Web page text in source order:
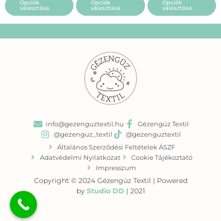
Opciók
választása
van.
A
változatok
Opciók
választása
van.
A
változatok
választhatók
Opciók
választása
van.
A
változatok
info@gezenguztextil.hu
Gézengúz Textil
@gezenguz_textil
@gezenguztextil
Általános Szerződési Feltételek ÁSZF
Adatvédelmi Nyilatkozat
Cookie Tájékoztató
Impresszum
Copyright © 2024 Gézengúz Textil | Powered
by Studio DD | 2021